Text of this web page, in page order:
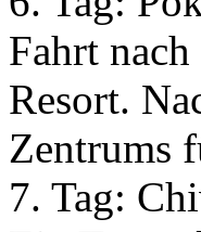
Fahrt
Resort.
Zentrums
7. Tag: